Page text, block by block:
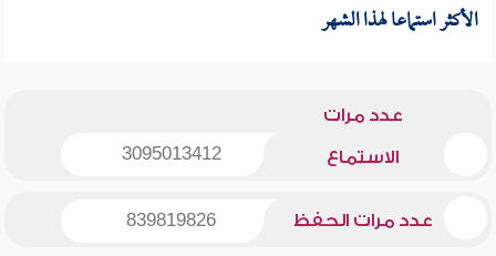
الأكثر استماعا لهذا الشهر
عدد مرات
الاستماع 3095013412
عدد مرات الحفظ 839819826